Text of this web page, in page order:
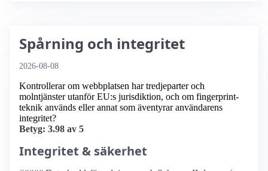
Spårning och integritet
2026-08-08
Kontrollerar om webbplatsen har tredjeparter och
molntjänster utanför EU:s jurisdiktion, och om fingerprint-
teknik används eller annat som äventyrar användarens
integritet?
Betyg: 3.98 av 5
Integritet & säkerhet